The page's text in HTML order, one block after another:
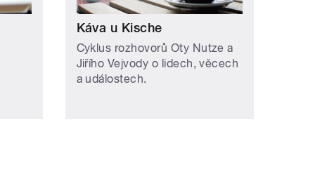
Káva u Kische
Cyklus rozhovorů Oty Nutze a
Jiřího Vejvody o lidech, věcech
a událostech.